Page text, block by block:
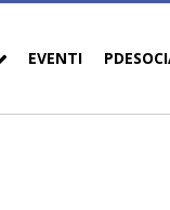
EVENTI